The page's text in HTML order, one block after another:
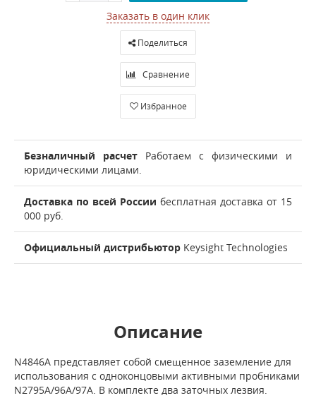
Заказать в один клик
Поделиться
Сравнение
Избранное
Безналичный расчет Работаем с физическими и
юридическими лицами.
Доставка по всей России бесплатная доставка от 15
000 руб.
Официальный дистрибьютор Keysight Technologies
Описание
N4846A представляет собой смещенное заземление для
использования с одноконцовыми активными пробниками
N2795A/96A/97A. В комплекте два заточных лезвия.